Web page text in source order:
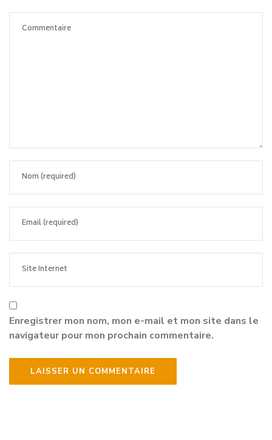
Enregistrer mon nom, mon e-mail et mon site dans le
navigateur pour mon prochain commentaire.